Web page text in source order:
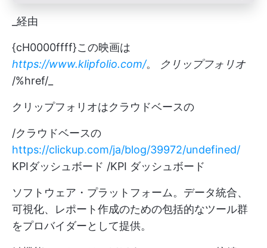
_経由
{cH0000ffff}この映画は
https://www.klipfolio.com/。
クリップフォリオ
/%href/_
クリップフォリオはクラウドベースの
/クラウドベースの
https://clickup.com/ja/blog/39972/undefined/
KPIダッシュボード /KPI ダッシュボード
ソフトウェア・プラットフォーム。データ統合、
可視化、レポート作成のための包括的なツール群
をプロバイダーとして提供。